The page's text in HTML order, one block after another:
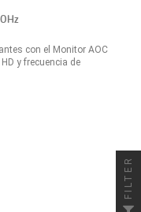
con el Monitor AOC
y frecuencia de
FILTER